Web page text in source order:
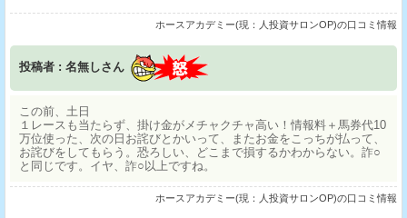
ホースアカデミー(現：人投資サロンOP)の口コミ情報
投稿者 : 名無しさん
この前、土日
１レースも当たらず、掛け金がメチャクチャ高い！情報料＋馬券代10
万位使った、次の日お詫びとかいって、またお金をこっちが払って、
お詫びをしてもらう。恐ろしい、どこまで損するかわからない。詐○
と同じです。イヤ、詐○以上ですね。
ホースアカデミー(現：人投資サロンOP)の口コミ情報